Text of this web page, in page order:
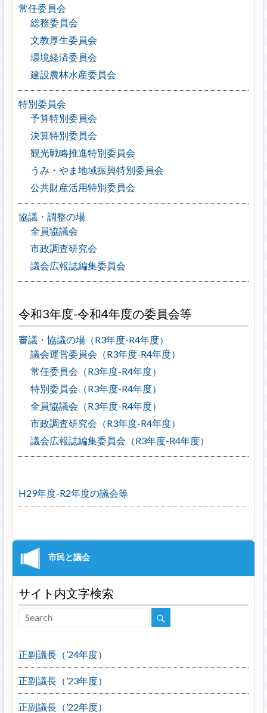
常任委員会
総務委員会
文教厚生委員会
環境経済委員会
建設農林水産委員会
特別委員会
予算特別委員会
決算特別委員会
観光戦略推進特別委員会
うみ・やま地域振興特別委員会
公共財産活用特別委員会
協議・調整の場
全員協議会
市政調査研究会
議会広報誌編集委員会
令和3年度-令和4年度の委員会等
審議・協議の場（R3年度-R4年度）
議会運営委員会（R3年度-R4年度）
常任委員会（R3年度-R4年度）
特別委員会（R3年度-R4年度）
全員協議会（R3年度-R4年度）
市政調査研究会（R3年度-R4年度）
議会広報誌編集委員会（R3年度-R4年度）
H29年度-R2年度の議会等
サイト内文字検索
正副議長（’24年度）
正副議長（’23年度）
正副議長（’22年度）